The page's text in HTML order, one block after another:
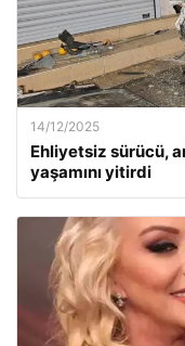
14/12/2025
Ehliyetsiz sürücü,
yaşamını yitirdi